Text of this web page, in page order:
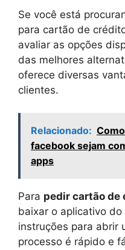
Se você está
para cartão de
avaliar as opções
das melhores
oferece diversas
clientes.
Relacionado:
facebook sejam
apps
Para pedir cartão de
baixar o aplicativo
instruções para abrir
processo é rápido e